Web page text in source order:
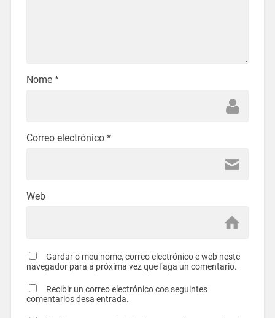
Nome *
Correo electrónico *
Web
Gardar o meu nome, correo electrónico e web neste
navegador para a próxima vez que faga un comentario.
Recibir un correo electrónico cos seguintes
comentarios desa entrada.